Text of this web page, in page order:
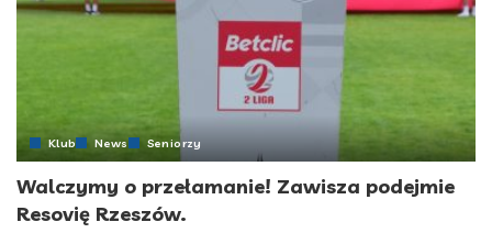
Klub News Seniorzy
Walczymy o przełamanie! Zawisza podejmie
Resovię Rzeszów.